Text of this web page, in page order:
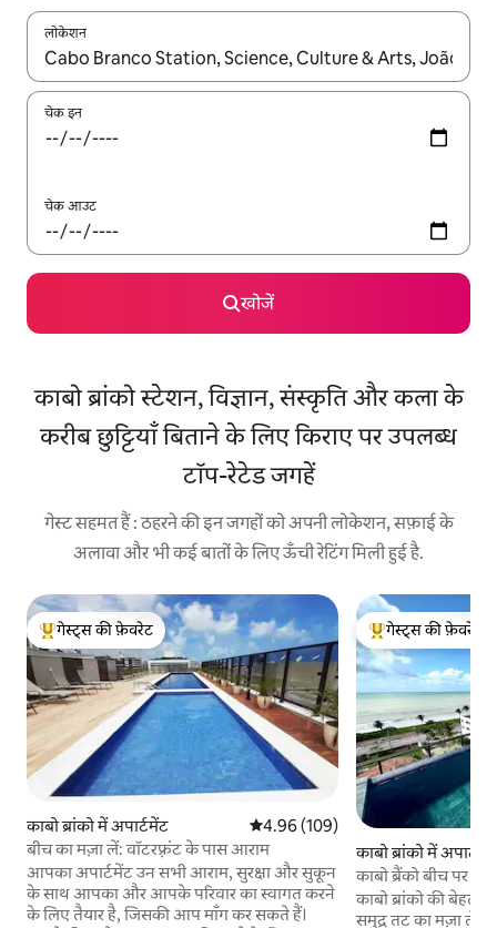
लोकेशन
नतीजों के उपलब्ध होने पर, अप और डाउन 'ऐरो की' का इस्तेमाल करके नेविगेट
चेक इन
चेक आउट
खोजें
काबो ब्रांको स्टेशन, विज्ञान, संस्कृति और कला के
करीब छुट्टियाँ बिताने के लिए किराए पर उपलब्ध
टॉप-रेटेड जगहें
गेस्ट सहमत हैं : ठहरने की इन जगहों को अपनी लोकेशन, सफ़ाई के
अलावा और भी कई बातों के लिए ऊँची रेटिंग मिली हुई है.
गेस्ट्स का टॉप फ़ेवरेट
गेस्ट्स की फ़ेवरेट
काबो ब्रांको में अपार्टमेंट औसत रेटिंग 5 में से 4.96, 109 समीक्षाएँ
4.96 (109)
बीच का मज़ा लें: वॉटरफ़्रंट के पास आराम
आपका अपार्टमेंट उन सभी आराम, सुरक्षा और सुकून
के साथ आपका और आपके परिवार का स्वागत करने
के लिए तैयार है, जिसकी आप माँग कर सकते हैं।
गेस्ट्स का टॉप फ़ेवरेट
गेस्ट्स की फ़ेवरेट
काबो ब्रांको में
काबो ब्रैंको बीच पर
पर 350Mb
काबो ब्रांको की
समुद्र तट का मज़ा लें 🏖